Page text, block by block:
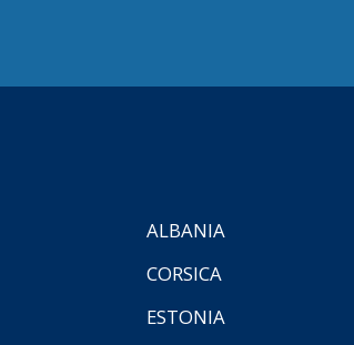
ALBANIA
CORSICA
ESTONIA